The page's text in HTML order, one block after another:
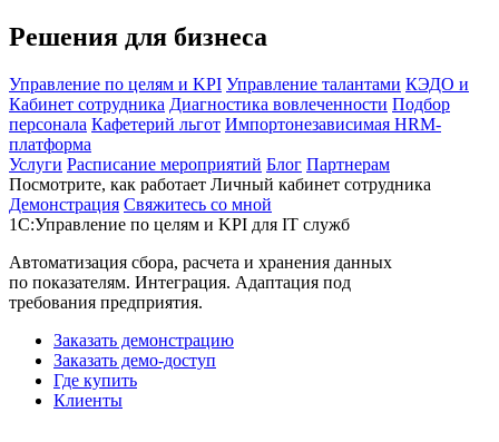
Решения для бизнеса
Управление по целям и KPI Управление талантами КЭДО и
Кабинет сотрудника Диагностика вовлеченности Подбор
персонала Кафетерий льгот Импортонезависимая HRM-
платформа
Услуги Расписание мероприятий Блог Партнерам
Посмотрите, как работает Личный кабинет сотрудника
Демонстрация Свяжитесь со мной
1С:Управление по целям и KPI для IT служб
Автоматизация сбора, расчета и хранения данных
по показателям. Интеграция. Адаптация под
требования предприятия.
Заказать демонстрацию
Заказать демо-доступ
Где купить
Клиенты